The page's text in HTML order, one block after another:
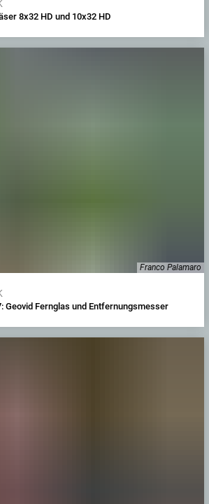
8x32 HD und 10x32 HD
Franco Palamaro
Geovid Fernglas und Entfernungsmesser